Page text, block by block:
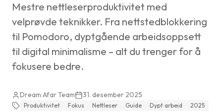
Mestre nettleserproduktivitet med
velprøvde teknikker. Fra nettstedblokkering
til Pomodoro, dyptgående arbeidsoppsett
til digital minimalisme – alt du trenger for å
fokusere bedre.
Dream Afar Team 31. desember 2025
Produktivitet Fokus Nettleser Guide Dypt arbeid 2025